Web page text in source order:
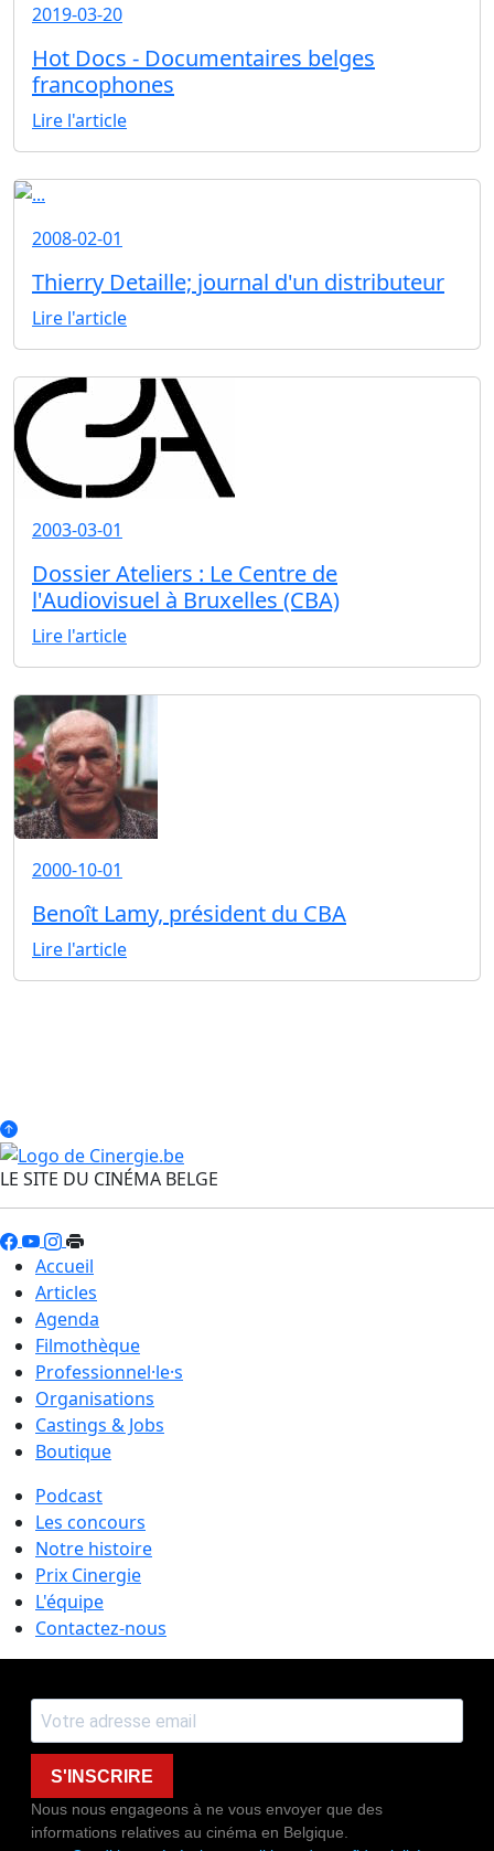
2019-03-20
Hot Docs - Documentaires belges
francophones
Lire l'article
2008-02-01
Thierry Detaille; journal d'un distributeur
Lire l'article
2003-03-01
Dossier Ateliers : Le Centre de
l'Audiovisuel à Bruxelles (CBA)
Lire l'article
2000-10-01
Benoît Lamy, président du CBA
Lire l'article
LE SITE DU CINÉMA BELGE
Accueil
Articles
Agenda
Filmothèque
Professionnel·le·s
Organisations
Castings & Jobs
Boutique
Podcast
Les concours
Notre histoire
Prix Cinergie
L'équipe
Contactez-nous
S'INSCRIRE
Nous nous engageons à ne vous envoyer que des
informations relatives au cinéma en Belgique.